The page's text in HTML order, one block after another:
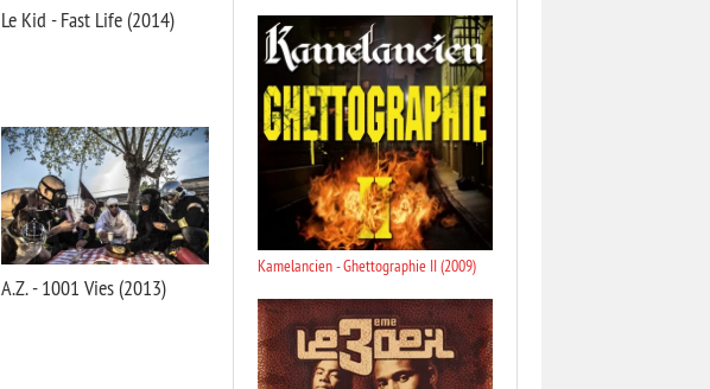
Le Kid - Fast Life (2014)
A.Z. - 1001 Vies (2013)
Kamelancien - Ghettographie II (2009)